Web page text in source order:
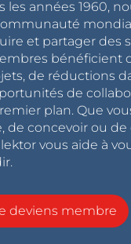
les années 1960,
et partager des
bénéficient
de réductions
de
plan. Que
de concevoir ou
vous aide à
deviens membre